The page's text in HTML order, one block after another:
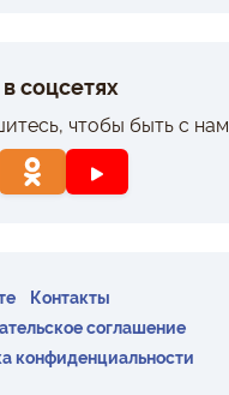
соцсетях
чтобы быть с
Контакты
соглашение
конфиденциальности